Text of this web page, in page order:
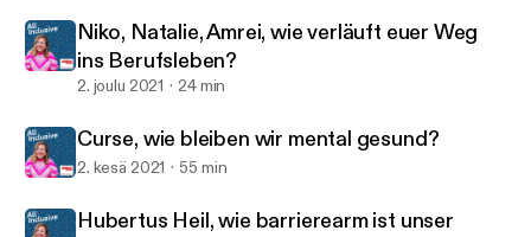
Niko, Natalie, Amrei, wie verläuft euer Weg
ins Berufsleben?
2. joulu 2021 24 min
Curse, wie bleiben wir mental gesund?
2. kesä 2021 55 min
Hubertus Heil, wie barrierearm ist unser